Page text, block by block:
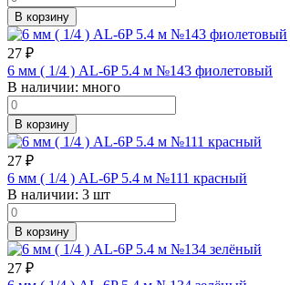
В корзину
27 ₽
6 мм ( 1/4 ) AL-6P 5.4 м №143 фиолетовый
В наличии: много
В корзину
27 ₽
6 мм ( 1/4 ) AL-6P 5.4 м №111 красный
В наличии: 3 шт
В корзину
27 ₽